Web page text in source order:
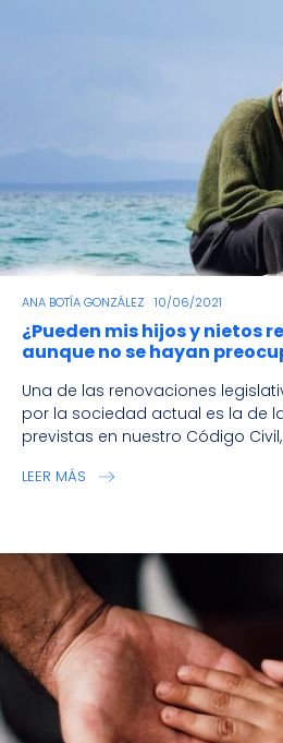
ANA BOTÍA GONZÁLEZ 10/06/2021
¿Pueden mis hijos y nietos
aunque no se hayan
Una de las renovaciones
por la sociedad actual es la de
previstas en nuestro Código Civil,
LEER MÁS